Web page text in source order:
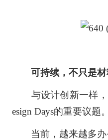
可持续，不只是
与设计创新一样，
esign Days的重要议题。
当前，越来越多办